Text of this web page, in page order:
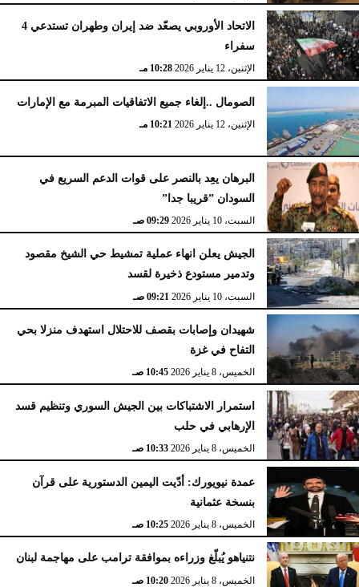
الاتحاد الأوروبي يصعّد ضد إيران وطهران تستدعي 4
سفراء
الإثنين، 12 يناير 2026 10:28 مـ
الصومال ..إلغاء جميع الاتفاقيات المبرمة مع الإمارات
الإثنين، 12 يناير 2026 10:21 مـ
البرهان يعِد بالنصر على قوات الدعم السريع في
السودان ”قريبا جدا”
السبت، 10 يناير 2026 09:29 صـ
الجيش يعلن انهاء عملية تمشيط حي الشيخ مقصود
وتدمير مستودع ذخيرة لقسد
السبت، 10 يناير 2026 09:21 صـ
شهيدان وإصابات بقصف للاحتلال استهدف منزلا بحي
التفاح في غزة
الخميس، 8 يناير 2026 10:45 صـ
استمرار الاشتباكات بين الجيش السوري وتنظيم قسد
الإرهابي في حلب
الخميس، 8 يناير 2026 10:33 صـ
عمدة نيويورك: أدّيت اليمين الدستورية على قرآن
بنسخة عثمانية
الخميس، 8 يناير 2026 10:25 صـ
نتنياهو يُبلّغ وزراءه بموافقة ترامب على مهاجمة لبنان
الخميس، 8 يناير 2026 10:20 صـ